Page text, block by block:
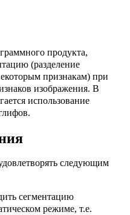
продукта,
(разделение
признакам) при
изображения. В
использование
следующим
сегментацию
режиме, т.е.